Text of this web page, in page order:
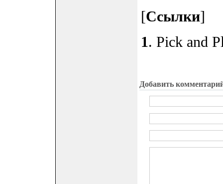
[Ссылки]
1. Pick and
Добавить